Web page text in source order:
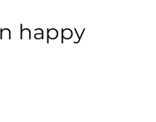
happy